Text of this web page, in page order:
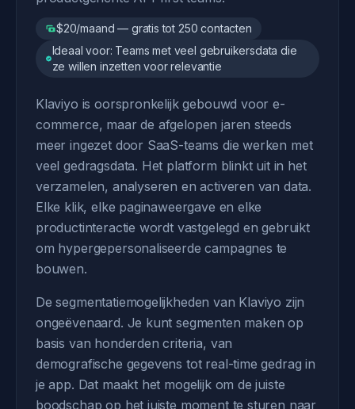
$20/maand — gratis tot 250 contacten
Ideaal voor: Teams met veel gebruikersdata die
ze willen inzetten voor relevantie
Klaviyo is oorspronkelijk gebouwd voor e-
commerce, maar de afgelopen jaren steeds
meer ingezet door SaaS-teams die werken met
veel gedragsdata. Het platform blinkt uit in het
verzamelen, analyseren en activeren van data.
Elke klik, elke paginaweergave en elke
productinteractie wordt vastgelegd en gebruikt
om hypergepersonaliseerde campagnes te
bouwen.
De segmentatiemogelijkheden van Klaviyo zijn
ongeëvenaard. Je kunt segmenten maken op
basis van honderden criteria, van
demografische gegevens tot real-time gedrag in
je app. Dat maakt het mogelijk om de juiste
boodschap op het juiste moment te sturen naar